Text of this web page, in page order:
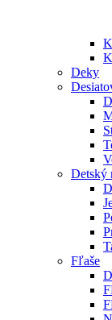
Deky
Detský
Fľaše